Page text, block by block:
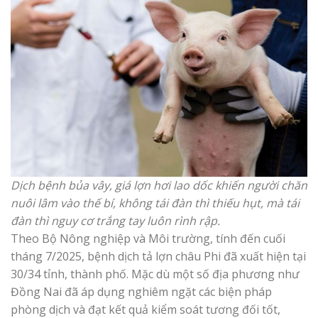
Dịch bệnh bủa vây, giá lợn hơi lao dốc khiến người chăn
nuôi lâm vào thế bí, không tái đàn thì thiếu hụt, mà tái
đàn thì nguy cơ trắng tay luôn rình rập.
Theo Bộ Nông nghiệp và Môi trường, tính đến cuối
tháng 7/2025, bệnh dịch tả lợn châu Phi đã xuất hiện tại
30/34 tỉnh, thành phố. Mặc dù một số địa phương như
Đồng Nai đã áp dụng nghiêm ngặt các biện pháp
phòng dịch và đạt kết quả kiểm soát tương đối tốt,